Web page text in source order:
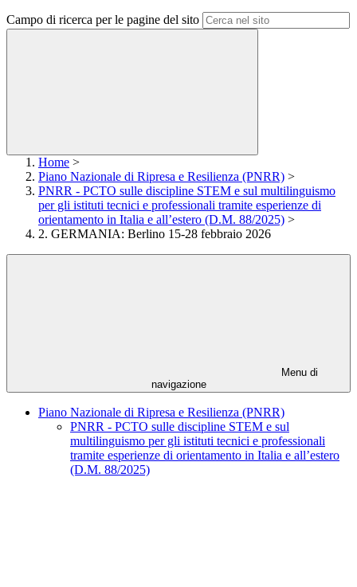
Campo di ricerca per le pagine del sito
Home >
Piano Nazionale di Ripresa e Resilienza (PNRR) >
PNRR - PCTO sulle discipline STEM e sul multilinguismo
per gli istituti tecnici e professionali tramite esperienze di
orientamento in Italia e all’estero (D.M. 88/2025) >
2. GERMANIA: Berlino 15-28 febbraio 2026
Menu di
navigazione
Piano Nazionale di Ripresa e Resilienza (PNRR)
PNRR - PCTO sulle discipline STEM e sul
multilinguismo per gli istituti tecnici e professionali
tramite esperienze di orientamento in Italia e all’estero
(D.M. 88/2025)